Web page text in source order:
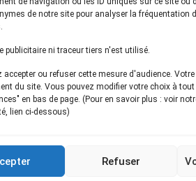
de notre site pour analyser la fréquentation
publicitaire ni traceur tiers n'est utilisé.
accepter ou refuser cette mesure d'audience.
du site. Vous pouvez modifier votre choix à tout
en bas de page. (Pour en savoir plus : voir
lien ci-dessous)
Refuser
les dernières actualités de